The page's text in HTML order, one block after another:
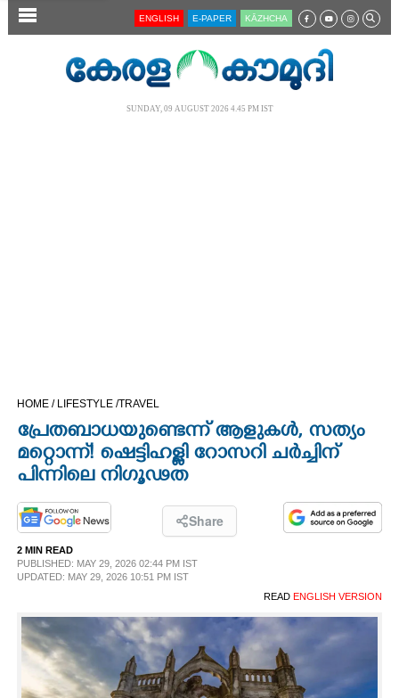
SECTIONS
OPINION
PHOTOS
LIFESTYLE
SPIRITUAL
INFO+
ENGLISH E-PAPER KĀZHCHA
SUNDAY, 09 AUGUST 2026 4.45 PM IST
HOME / LIFESTYLE /TRAVEL
പ്രേതബാധയുണ്ടെന്ന് ആളുകൾ, സത്യം
മറ്റൊന്ന്! ഷെട്ടിഹള്ളി റോസറി ചർച്ചിന്
പിന്നിലെ നിഗൂഢത
Share
2 MIN READ
PUBLISHED: MAY 29, 2026 02:44 PM IST
UPDATED: MAY 29, 2026 10:51 PM IST
READ ENGLISH VERSION